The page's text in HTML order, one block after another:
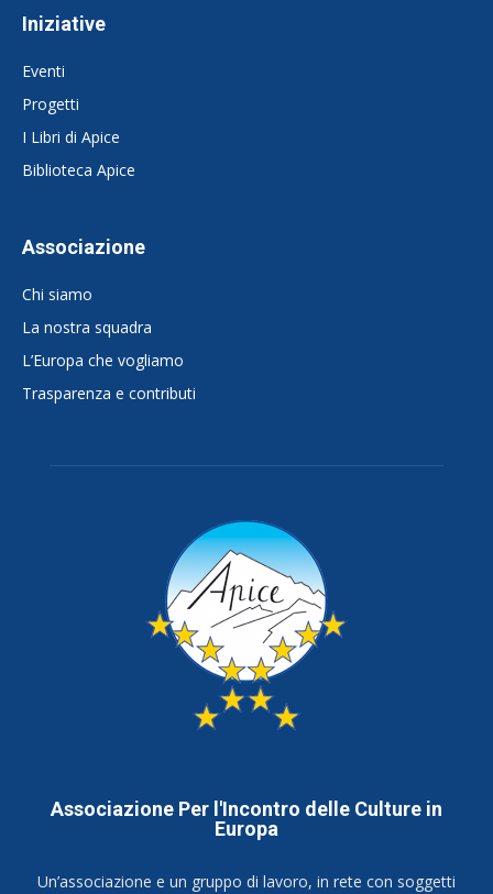
Iniziative
Eventi
Progetti
I Libri di Apice
Biblioteca Apice
Associazione
Chi siamo
La nostra squadra
L’Europa che vogliamo
Trasparenza e contributi
Associazione Per l'Incontro delle Culture in
Europa
Un’associazione e un gruppo di lavoro, in rete con soggetti